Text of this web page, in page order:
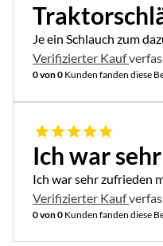
Je ein Schlauch zum
Verifizierter Kauf
0 von 0 Kunden fanden diese
5 von 5
Ich war
Ich war sehr zufrieden
Verifizierter Kauf
0 von 0 Kunden fanden diese